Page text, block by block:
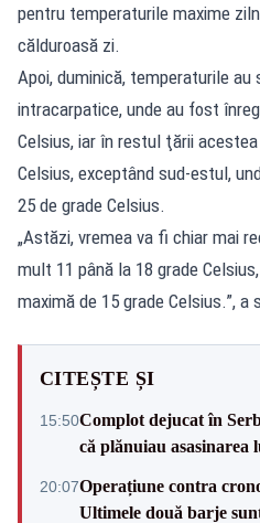
pentru temperaturile maxime
călduroasă zi.
Apoi, duminică, temperaturile
intracarpatice, unde au fost
Celsius, iar în restul ţării
Celsius, exceptând sud-estul,
25 de grade Celsius.
„Astăzi, vremea va fi chiar mai
mult 11 până la 18 grade
maximă de 15 grade Celsius.”,
CITEȘTE ȘI
15:50Complot dejucat în
că plănuiau asasinarea
20:07Operațiune contra
Ultimele două barje